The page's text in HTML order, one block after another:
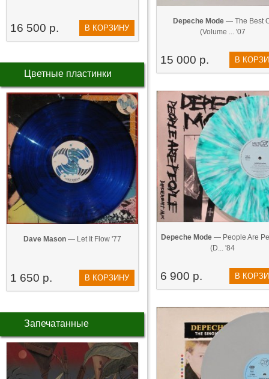
16 500 р. В КОРЗИНУ
Цветные пластинки
Dave Mason — Let It Flow '77
1 650 р. В КОРЗИНУ
Запечатанные
Depeche Mode— The Best
(Volume ... '07
15 000 р. В
Depeche Mode — People Are
(D... '84
6 900 р. В